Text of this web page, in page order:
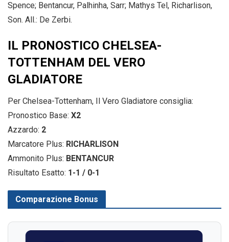
Spence; Bentancur, Palhinha, Sarr; Mathys Tel, Richarlison,
Son. All.: De Zerbi.
IL PRONOSTICO CHELSEA-
TOTTENHAM DEL VERO
GLADIATORE
Per Chelsea-Tottenham, Il Vero Gladiatore consiglia:
Pronostico Base: X2
Azzardo: 2
Marcatore Plus: RICHARLISON
Ammonito Plus: BENTANCUR
Risultato Esatto: 1-1 / 0-1
Comparazione Bonus